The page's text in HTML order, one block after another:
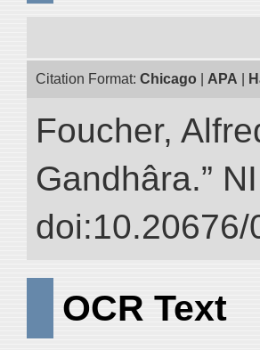
Citation Format: Chicago APA
Foucher,
Gandhâra.”
OCR Text